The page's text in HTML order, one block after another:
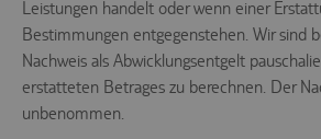
Leistungen handelt oder wenn einer
Bestimmungen entgegenstehen. Wir sind
Nachweis als Abwicklungsentgelt
erstatteten Betrages zu berechnen. Der
unbenommen.